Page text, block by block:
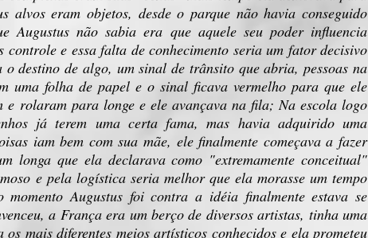
eram objetos, desde o parque não havia conseguido
Augustus não sabia era que aquele seu poder influencia
e essa falta de conhecimento seria um fator decisivo
destino de algo, um sinal de trânsito que abria, pessoas na
uma folha de papel e o sinal ficava vermelho para que ele
e rolaram para longe e ele avançava na fila; Na escola logo
já terem uma certa fama, mas havia adquirido uma
iam bem com sua mãe, ele finalmente começava a fazer
longa que ela declarava como "extremamente conceitual"
e pela logística seria melhor que ela morasse um tempo
Augustus foi contra a idéia finalmente estava se
a França era um berço de diversos artistas, tinha uma
mais diferentes meios artísticos conhecidos e ela prometeu